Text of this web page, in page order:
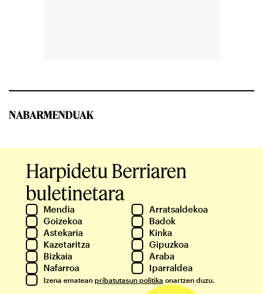
NABARMENDUAK
Harpidetu Berriaren
buletinetara
Mendia
Arratsaldekoa
Goizekoa
Badok
Astekaria
Kinka
Kazetaritza
Gipuzkoa
Bizkaia
Araba
Nafarroa
Iparraldea
Izena ematean pribatutasun politika onartzen duzu.